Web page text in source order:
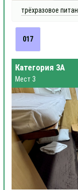
трёхразовое
017
Категория 3А
Мест 3